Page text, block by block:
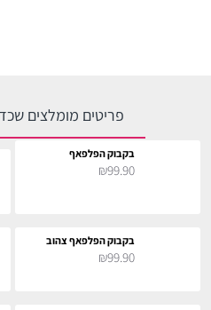
פריטים מומלצים
בקבוק הפלפאף
₪99.90
בקבוק הפלפאף צהוב
₪99.90